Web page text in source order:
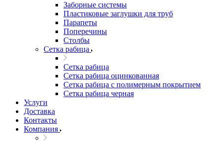
Заборные системы
Пластиковые заглушки для труб
Парапеты
Поперечины
Столбы
Сетка рабица
Сетка рабица
Сетка рабица оцинкованная
Сетка рабица с полимерным покрытием
Сетка рабица черная
Услуги
Доставка
Контакты
Компания